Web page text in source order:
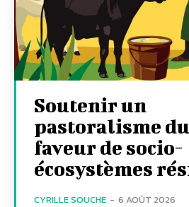
Soutenir un
pastoralisme
faveur de socio-
écosystèmes
CYRILLE SOUCHE - 6 AOÛT 2026